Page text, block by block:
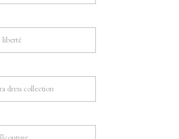
liberté
dress collection